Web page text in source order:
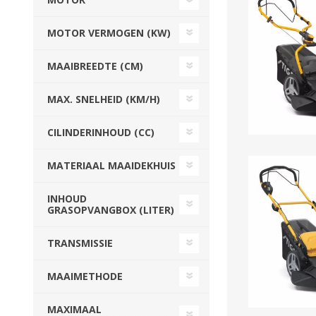
Beregeningspomp
Overige Tractoren
Beregeningshaspel
Beregeningskanon
VERZORGING
OVERIGE MACHINES
WERKPLAATS,
MOTOR VERMOGEN (KW)
MAAIBREEDTE (CM)
MAX. SNELHEID (KM/H)
CILINDERINHOUD (CC)
MATERIAAL MAAIDEKHUIS
INHOUD
GRASOPVANGBOX (LITER)
TRANSMISSIE
MAAIMETHODE
MAXIMAAL